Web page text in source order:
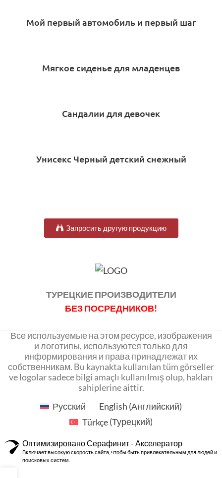
Мой первый автомобиль и первый шаг
Мягкое сиденье для младенцев
Сандалии для девочек
Унисекс Черный детский снежный
Запросить другую продукцию
ТУРЕЦКИЕ ПРОИЗВОДИТЕЛИ
БЕЗ ПОСРЕДНИКОВ!
Все используемые на этом ресурсе, изображения
и логотипы, используются только для
информирования и права принадлежат их
собственникам. Bu kaynakta kullanılan tüm görseller
ve logolar sadece bilgi amaçlı kullanılmış olup, hakları
sahiplerine aittir.
Русский
English (Английский)
Türkçe(Турецкий)
Оптимизировано Серафинит - Акселератор
Включает высокую скорость сайта, чтобы быть привлекательным для людей и
поисковых систем.